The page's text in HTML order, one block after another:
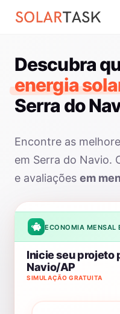
Descubra
energia
Serra do
Encontre as
em Serra do Navio.
e avaliações em
ECONOMIA MENSAL
SIMULAÇÃO GRATUITA
Inicie seu projeto
Navio/AP